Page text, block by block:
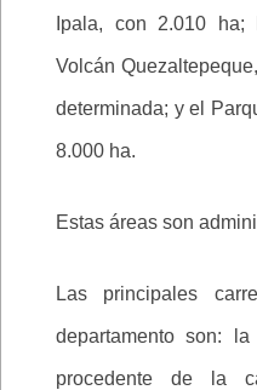
Ipala, con 2.010 ha;
Volcán
determinada; y el
8.000 ha.
Estas áreas son
Las principales
departamento son:
procedente de la